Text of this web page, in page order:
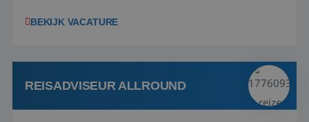
het samenstellen en boeken van de perfecte
deze onderdelen zijn nu samen gevoegd...
BEKIJK VACATURE
REISADVISEUR ALLROUND